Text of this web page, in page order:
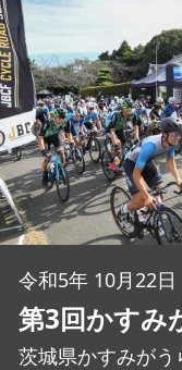
JBCF
令和5年 10月22日
第3回かすみ
茨城県かすみがう